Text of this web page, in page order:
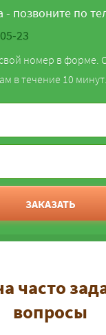
- позвоните по
23
номер в форме.
в течение 10 минут.
ЗАКАЗАТЬ
часто
вопросы